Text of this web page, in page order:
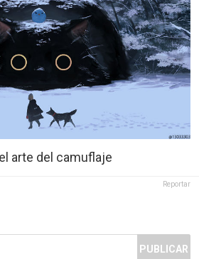
arte del camuflaje
Reportar
PUBLICAR